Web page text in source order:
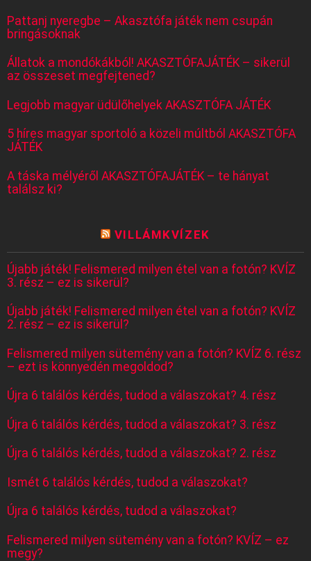
Pattanj nyeregbe – Akasztófa játék nem csupán
bringásoknak
Állatok a mondókákból! AKASZTÓFAJÁTÉK – sikerül
az összeset megfejtened?
Legjobb magyar üdülőhelyek AKASZTÓFA JÁTÉK
5 híres magyar sportoló a közeli múltból AKASZTÓFA
JÁTÉK
A táska mélyéről AKASZTÓFAJÁTÉK – te hányat
találsz ki?
VILLÁMKVÍZEK
Újabb játék! Felismered milyen étel van a fotón? KVÍZ
3. rész – ez is sikerül?
Újabb játék! Felismered milyen étel van a fotón? KVÍZ
2. rész – ez is sikerül?
Felismered milyen sütemény van a fotón? KVÍZ 6. rész
– ezt is könnyedén megoldod?
Újra 6 találós kérdés, tudod a válaszokat? 4. rész
Újra 6 találós kérdés, tudod a válaszokat? 3. rész
Újra 6 találós kérdés, tudod a válaszokat? 2. rész
Ismét 6 találós kérdés, tudod a válaszokat?
Újra 6 találós kérdés, tudod a válaszokat?
Felismered milyen sütemény van a fotón? KVÍZ – ez
megy?